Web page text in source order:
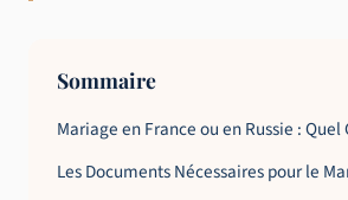
Sommaire
Mariage en France ou en Russie : Quel
Les Documents Nécessaires pour le